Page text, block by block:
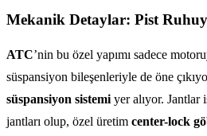
Mekanik Detaylar: Pist
ATC’nin bu özel yapımı sadece
süspansiyon bileşenleriyle de öne
süspansiyon sistemi yer alıyor. Jantlar
jantları olup, özel üretim center-lock